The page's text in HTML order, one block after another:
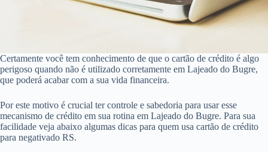
Certamente você tem conhecimento de que o cartão de crédito é algo
perigoso quando não é utilizado corretamente em Lajeado do Bugre,
que poderá acabar com a sua vida financeira.
Por este motivo é crucial ter controle e sabedoria para usar esse
mecanismo de crédito em sua rotina em Lajeado do Bugre. Para sua
facilidade veja abaixo algumas dicas para quem usa cartão de crédito
para negativado RS.